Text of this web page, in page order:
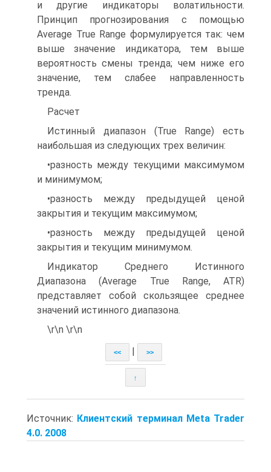
и другие индикаторы волатильности.
Принцип прогнозирования с помощью
Average True Range формулируется так: чем
выше значение индикатора, тем выше
вероятность смены тренда; чем ниже его
значение, тем слабее направленность
тренда.
Расчет
Истинный диапазон (True Range) есть
наибольшая из следующих трех величин:
•разность между текущими максимумом
и минимумом;
•разность между предыдущей ценой
закрытия и текущим максимумом;
•разность между предыдущей ценой
закрытия и текущим минимумом.
Индикатор Среднего Истинного
Диапазона (Average True Range, ATR)
представляет собой скользящее среднее
значений истинного диапазона.
\r\n \r\n
<< >>
↑
Источник: Клиентский терминал Meta Trader
4.0. 2008